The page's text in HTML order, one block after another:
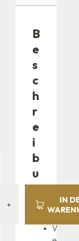
+
IN
B
e
s
c
h
r
e
i
b
u
n
g
V